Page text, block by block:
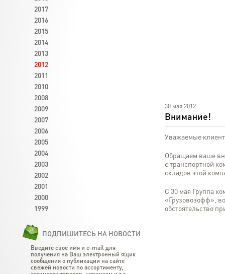
30 мая 2012
Внимание!
Уважаемые
Обращаем ваше
с транспортной
складов этой
С 30 мая Группа
«Грузовозофф»,
обстоятельство
2017
2016
2015
2014
2013
2012
2011
2010
2008
2009
2007
2006
2005
2004
2003
2002
2001
2000
1999
ПОДПИШИТЕСЬ НА НОВОСТИ
Введите свое имя и e-mail для
получения на Ваш электронный ящик
сообщения о публикации на сайте
свежей новости по ассортименту,